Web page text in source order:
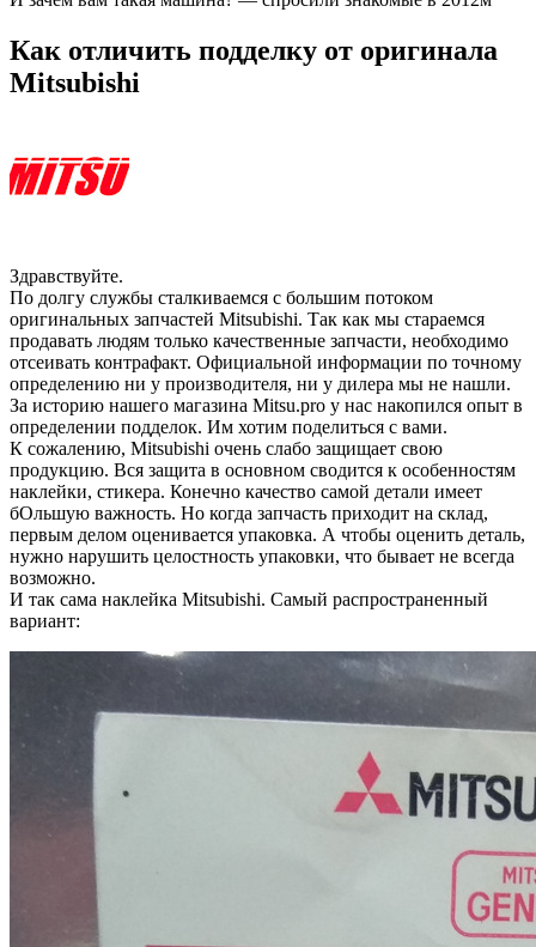
Как отличить подделку от оригинала
Mitsubishi
Здравствуйте.
По долгу службы сталкиваемся с большим потоком
оригинальных запчастей Mitsubishi. Так как мы стараемся
продавать людям только качественные запчасти, необходимо
отсеивать контрафакт. Официальной информации по точному
определению ни у производителя, ни у дилера мы не нашли.
За историю нашего магазина Mitsu.pro у нас накопился опыт в
определении подделок. Им хотим поделиться с вами.
К сожалению, Mitsubishi очень слабо защищает свою
продукцию. Вся защита в основном сводится к особенностям
наклейки, стикера. Конечно качество самой детали имеет
бОльшую важность. Но когда запчасть приходит на склад,
первым делом оценивается упаковка. А чтобы оценить деталь,
нужно нарушить целостность упаковки, что бывает не всегда
возможно.
И так сама наклейка Mitsubishi. Самый распространенный
вариант: